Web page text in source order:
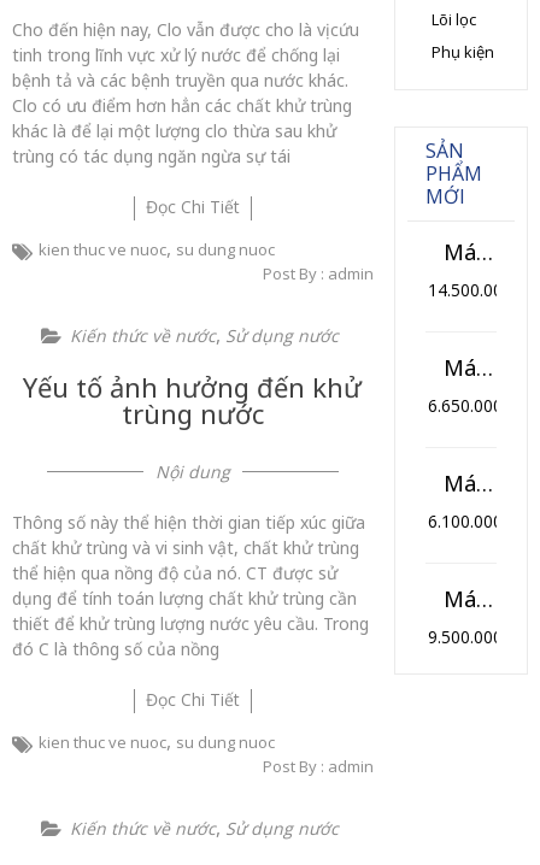
Cho đến hiện nay, Clo vẫn được cho là vị cứu
tinh trong lĩnh vực xử lý nước để chống lại
bệnh tả và các bệnh truyền qua nước khác.
Clo có ưu điểm hơn hẳn các chất khử trùng
khác là để lại một lượng clo thừa sau khử
trùng có tác dụng ngăn ngừa sự tái
Đọc Chi Tiết
kien thuc ve nuoc, su dung nuoc
Post By : admin
Kiến thức về nước, Sử dụng nước
Yếu tố ảnh hưởng đến khử
trùng nước
Nội dung
Thông số này thể hiện thời gian tiếp xúc giữa
chất khử trùng và vi sinh vật, chất khử trùng
thể hiện qua nồng độ của nó. CT được sử
dụng để tính toán lượng chất khử trùng cần
thiết để khử trùng lượng nước yêu cầu. Trong
đó C là thông số của nồng
Đọc Chi Tiết
kien thuc ve nuoc, su dung nuoc
Post By : admin
Kiến thức về nước, Sử dụng nước
Lõi lọc
Phụ kiện
SẢN
PHẨM
MỚI
Máy lọc nước bán công nghiệp 120L/h (Model TK-BCN)
14.500.000
Máy lọc nước RO 10 cấp lọc thông minh HIKOOL (Model HL-10TM)
6.650.000
Máy lọc nước RO 10 cấp lọc HIKOOL (Model HL-10T)
6.100.000
Máy lọc nước RO 9 cấp lọc 3 vòi HIKOOL (Model HK-09NK3)
9.500.000